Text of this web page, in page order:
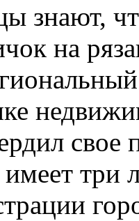
знают,
на
свое
три